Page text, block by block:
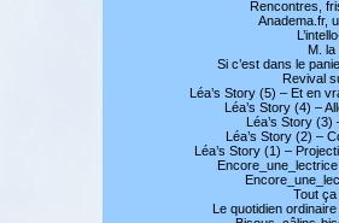
Rencontres,
Anadema.fr,
M. la
Si c’est dans le
Revival
Léa’s Story (5) – Et en
Léa’s Story (4) –
Léa’s Story (3)
Léa’s Story (2) –
Léa’s Story (1) –
Tout
Le quotidien